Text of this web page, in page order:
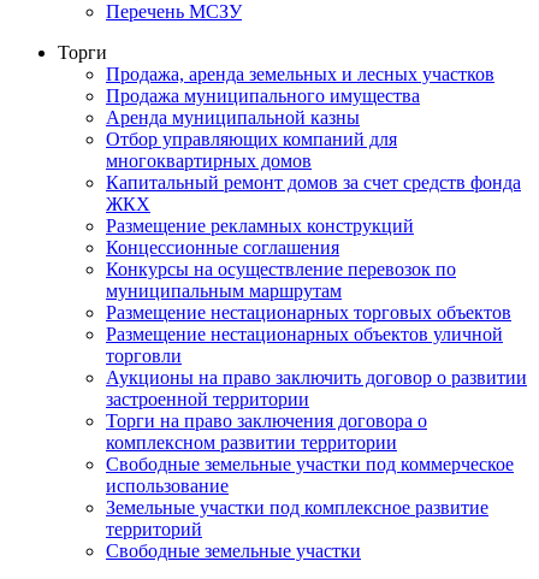
Перечень МСЗУ
Торги
Продажа, аренда земельных и лесных участков
Продажа муниципального имущества
Аренда муниципальной казны
Отбор управляющих компаний для
многоквартирных домов
Капитальный ремонт домов за счет средств фонда
ЖКХ
Размещение рекламных конструкций
Концессионные соглашения
Конкурсы на осуществление перевозок по
муниципальным маршрутам
Размещение нестационарных торговых объектов
Размещение нестационарных объектов уличной
торговли
Аукционы на право заключить договор о развитии
застроенной территории
Торги на право заключения договора о
комплексном развитии территории
Свободные земельные участки под коммерческое
использование
Земельные участки под комплексное развитие
территорий
Свободные земельные участки